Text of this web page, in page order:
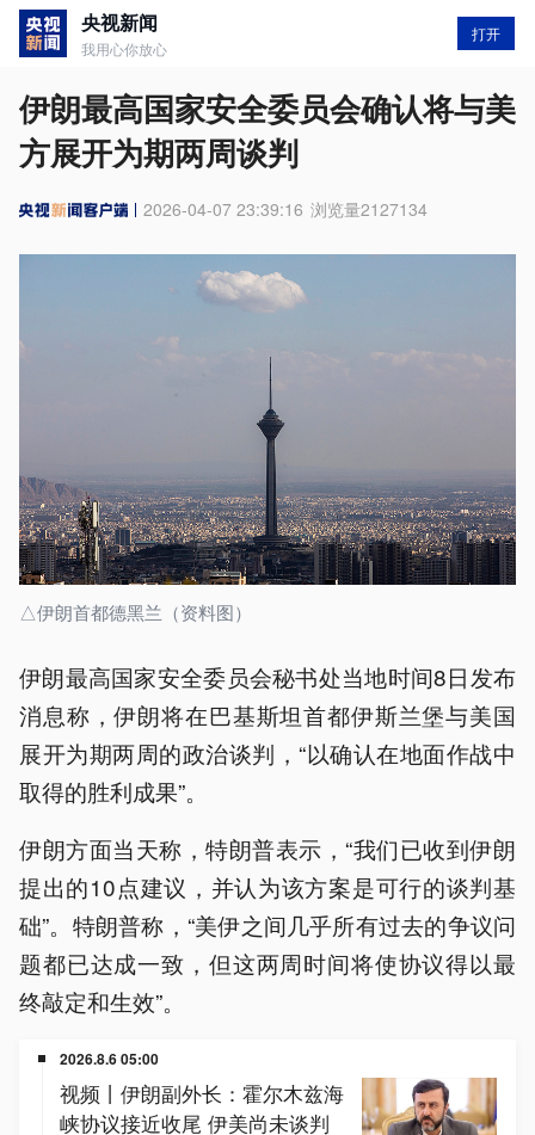
央视新闻
我用心你放心
打开
伊朗最高国家安全委员会确认将与美
方展开为期两周谈判
2026-04-07 23:39:16 浏览量2127134
△伊朗首都德黑兰（资料图）
伊朗最高国家安全委员会秘书处当地时间8日发布
消息称，伊朗将在巴基斯坦首都伊斯兰堡与美国
展开为期两周的政治谈判，“以确认在地面作战中
取得的胜利成果”。
伊朗方面当天称，特朗普表示，“我们已收到伊朗
提出的10点建议，并认为该方案是可行的谈判基
础”。特朗普称，“美伊之间几乎所有过去的争议问
题都已达成一致，但这两周时间将使协议得以最
终敲定和生效”。